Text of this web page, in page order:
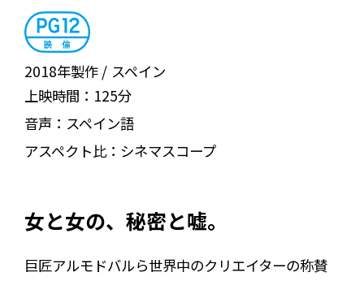
2018年製作
スペイン
上映時間： 125分
音声： スペイン語
アスペクト比： シネマスコープ
女と女の、秘密と嘘。
巨匠アルモドバルら世界中のクリエイターの称賛